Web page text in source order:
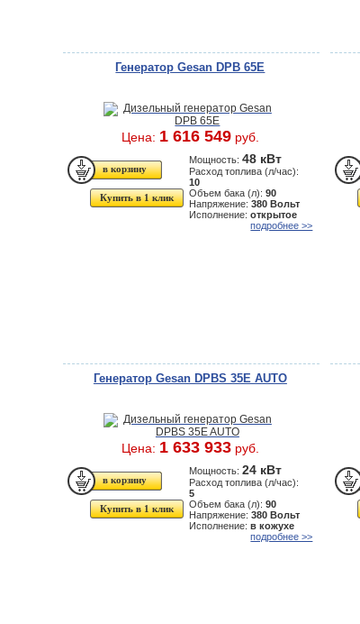
Генератор Gesan DPB 65E
Цена: 1 616 549руб.
Купить в 1 клик
Мощность:48 кВт
Расход топлива (л/час):
10
Объем бака (л):90
Напряжение:380 Вольт
Исполнение:открытое
подробнее >>
Генератор Gesan DPBS 35E AUTO
Цена: 1 633 933руб.
Купить в 1 клик
Мощность:24 кВт
Расход топлива (л/час):
5
Объем бака (л):90
Напряжение:380 Вольт
Исполнение:в кожухе
подробнее >>